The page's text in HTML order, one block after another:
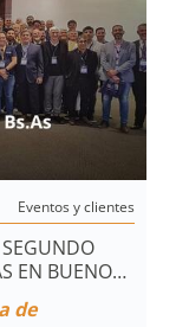
Eventos y clientes
EN BUENOS
de